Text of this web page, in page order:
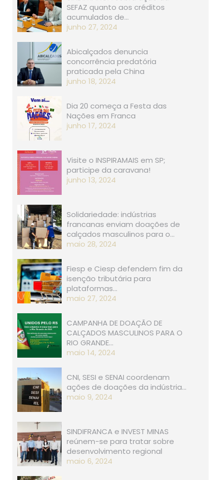
SEFAZ quanto aos créditos
acumulados de…
junho 27, 2024
Abicalçados denuncia
concorrência predatória
praticada pela China
junho 18, 2024
Dia 20 começa a Festa das
Nações em Franca
junho 17, 2024
Visite o INSPIRAMAIS em SP;
participe da caravana!
junho 13, 2024
Solidariedade: indústrias
francanas enviam doações de
calçados masculinos para o…
maio 28, 2024
Fiesp e Ciesp defendem fim da
isenção tributária para
plataformas…
maio 27, 2024
CAMPANHA DE DOAÇÃO DE
CALÇADOS MASCULINOS PARA O
RIO GRANDE…
maio 14, 2024
CNI, SESI e SENAI coordenam
ações de doações da indústria…
maio 9, 2024
SINDIFRANCA e INVEST MINAS
reúnem-se para tratar sobre
desenvolvimento regional
maio 6, 2024